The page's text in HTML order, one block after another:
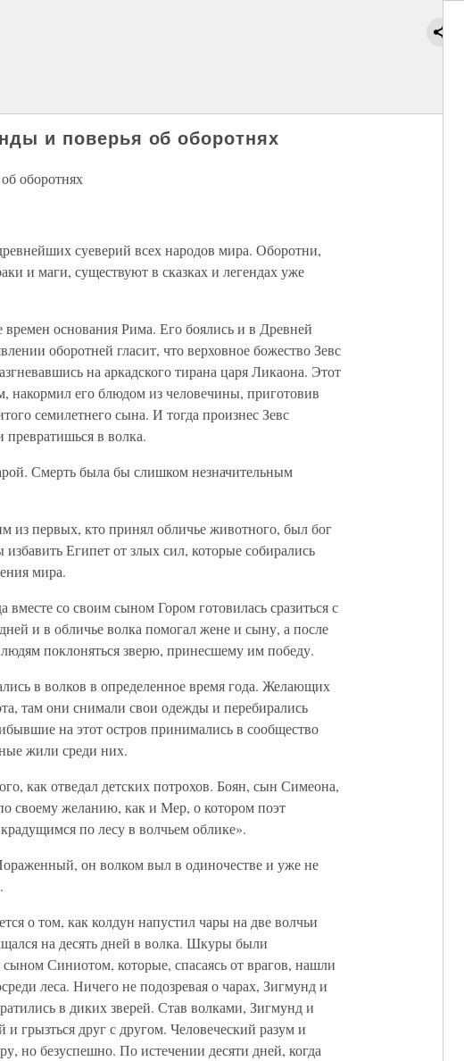
и поверья об оборотнях
оборотнях
суеверий всех народов мира. Оборотни,
и маги, существуют в сказках и легендах уже
основания Рима. Его боялись и в Древней
оборотней гласит, что верховное божество Зевс
на аркадского тирана царя Ликаона. Этот
накормил его блюдом из человечины, приготовив
семилетнего сына. И тогда произнес Зевс
в волка.
Смерть была бы слишком незначительным
первых, кто принял обличье животного, был бог
Египет от злых сил, которые собирались
мира.
вместе со своим сыном Гором готовилась сразиться с
и в обличье волка помогал жене и сыну, а после
поклоняться зверю, принесшему им победу.
в волков в определенное время года. Желающих
там они снимали свои одежды и перебирались
на этот остров принимались в сообщество
жили среди них.
как отведал детских потрохов. Боян, сын Симеона,
своему желанию, как и Мер, о котором поэт
по лесу в волчьем облике».
он волком выл в одиночестве и уже не
о том, как колдун напустил чары на две волчьи
на десять дней в волка. Шкуры были
Синиотом, которые, спасаясь от врагов, нашли
леса. Ничего не подозревая о чарах, Зигмунд и
в диких зверей. Став волками, Зигмунд и
грызться друг с другом. Человеческий разум и
но безуспешно. По истечении десяти дней, когда